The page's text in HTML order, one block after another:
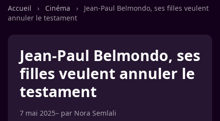
Accueil › Cinéma ›
Jean-Paul Belmondo, ses filles veulent
annuler le testament
Jean-Paul Belmondo, ses
filles veulent annuler le
testament
7 mai 2025– par Nora Semlali